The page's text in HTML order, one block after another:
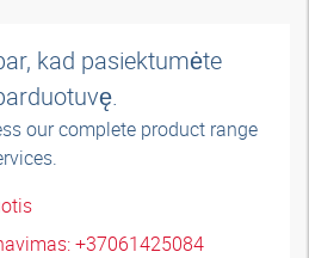
kad pasiektumėte
our complete product range
+37061425084